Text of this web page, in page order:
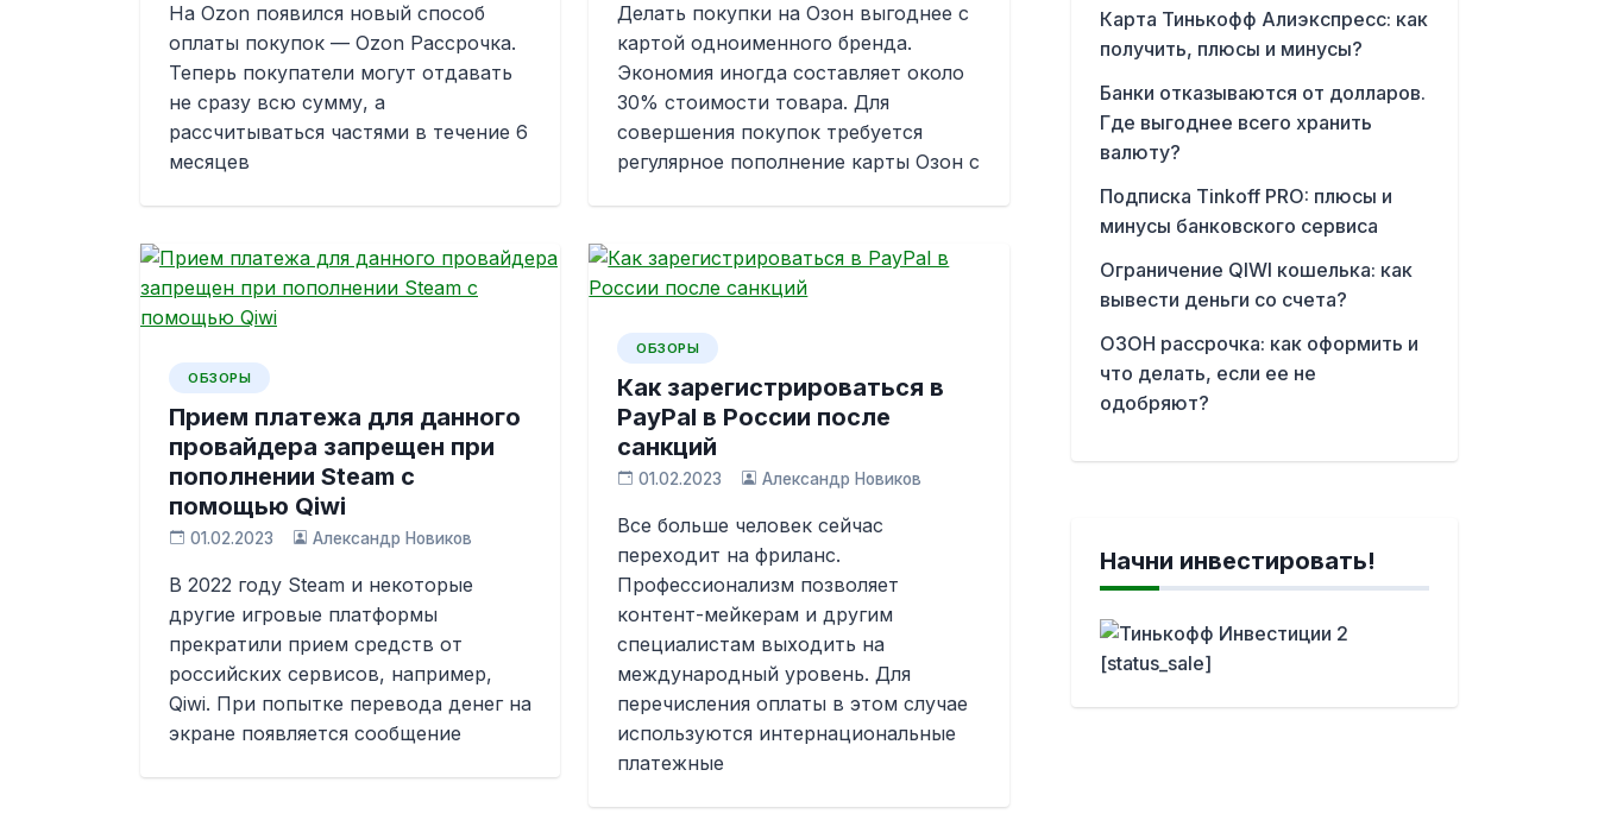
На Ozon появился новый способ
оплаты покупок — Ozon Рассрочка.
Теперь покупатели могут отдавать
не сразу всю сумму, а
рассчитываться частями в течение 6
месяцев
Делать покупки на Озон выгоднее с
картой одноименного бренда.
Экономия иногда составляет около
30% стоимости товара. Для
совершения покупок требуется
регулярное пополнение карты Озон с
ОБЗОРЫ
Прием платежа для данного
провайдера запрещен при
пополнении Steam с
помощью Qiwi
01.02.2023 Александр Новиков
В 2022 году Steam и некоторые
другие игровые платформы
прекратили прием средств от
российских сервисов, например,
Qiwi. При попытке перевода денег на
экране появляется сообщение
ОБЗОРЫ
Как зарегистрироваться в
PayPal в России после
санкций
01.02.2023 Александр Новиков
Все больше человек сейчас
переходит на фриланс.
Профессионализм позволяет
контент-мейкерам и другим
специалистам выходить на
международный уровень. Для
перечисления оплаты в этом случае
используются интернациональные
платежные
Карта Тинькофф Алиэкспресс: как
получить, плюсы и минусы?
Банки отказываются от долларов.
Где выгоднее всего хранить
валюту?
Подписка Tinkoff PRO: плюсы и
минусы банковского сервиса
Ограничение QIWI кошелька: как
вывести деньги со счета?
ОЗОН рассрочка: как оформить и
что делать, если ее не
одобряют?
Начни инвестировать!